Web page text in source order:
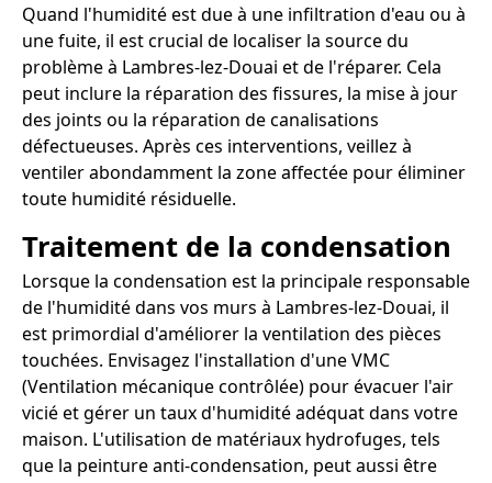
Quand l'humidité est due à une infiltration d'eau ou à
une fuite, il est crucial de localiser la source du
problème à Lambres-lez-Douai et de l'réparer. Cela
peut inclure la réparation des fissures, la mise à jour
des joints ou la réparation de canalisations
défectueuses. Après ces interventions, veillez à
ventiler abondamment la zone affectée pour éliminer
toute humidité résiduelle.
Traitement de la condensation
Lorsque la condensation est la principale responsable
de l'humidité dans vos murs à Lambres-lez-Douai, il
est primordial d'améliorer la ventilation des pièces
touchées. Envisagez l'installation d'une VMC
(Ventilation mécanique contrôlée) pour évacuer l'air
vicié et gérer un taux d'humidité adéquat dans votre
maison. L'utilisation de matériaux hydrofuges, tels
que la peinture anti-condensation, peut aussi être